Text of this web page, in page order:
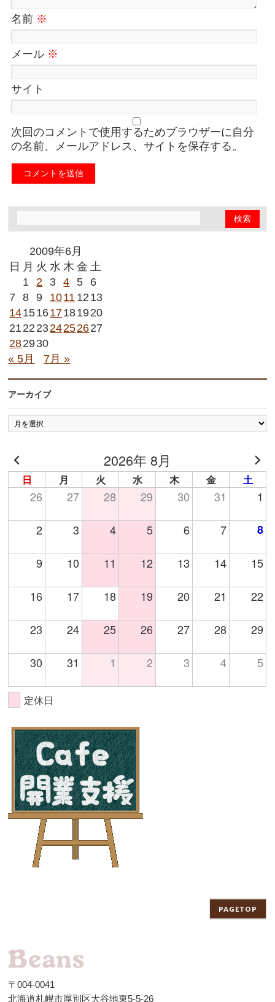
名前 ※
メール ※
サイト
次回のコメントで使用するためブラウザーに自分
の名前、メールアドレス、サイトを保存する。
2009年6月
日 月 火 水 木 金 土
1
2 3 4 5
6
7
8 9 1011 12 13
14151617181920
21 22 2324252627
282930
« 5月
7月 »
アーカイブ
ア
ー
イ
ブ
2026年 8月
日 月 火 水 木 金 土
26 27 28 29 30 31 1
2 3 4 5 6 7 8
9 10 11 12 13 14 15
16 17 18 19 20 21 22
23 24 25 26 27 28 29
30 31 1 2 3 4 5
定休日
PAGETOP
〒004-0041
北海道札幌市厚別区大谷地東5-5-26